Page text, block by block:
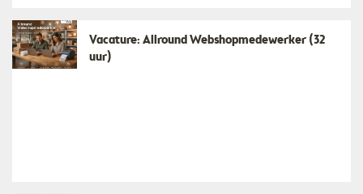
Vacature: Allround Webshopmedewerker (32
uur)